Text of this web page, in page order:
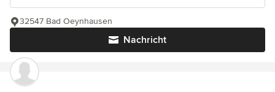
Nachricht
32547 Bad Oeynhausen